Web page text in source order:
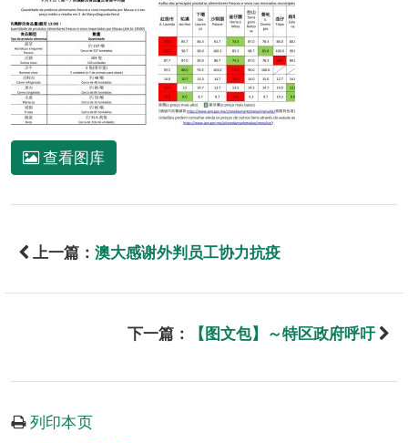
查看图库
上一篇： 澳大感谢外判员工协力抗疫
下一篇： 【图文包】～特区政府呼吁
列印本页